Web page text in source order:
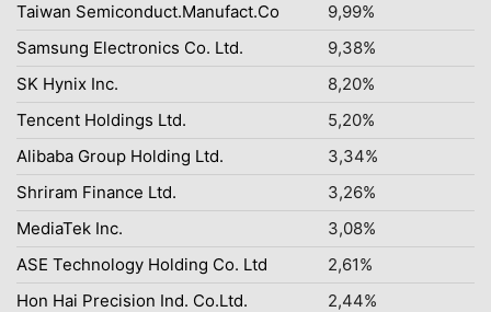
Taiwan Semiconduct.Manufact.Co
9,99%
Samsung Electronics Co. Ltd.
9,38%
SK Hynix Inc.
8,20%
Tencent Holdings Ltd.
5,20%
Alibaba Group Holding Ltd.
3,34%
Shriram Finance Ltd.
3,26%
MediaTek Inc.
3,08%
ASE Technology Holding Co. Ltd
2,61%
Hon Hai Precision Ind. Co.Ltd.
2,44%